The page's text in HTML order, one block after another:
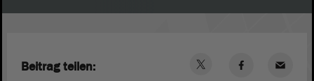
Beitrag teilen: